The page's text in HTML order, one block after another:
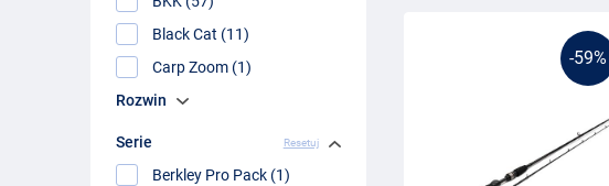
Black Cat (11)
Carp Zoom (1)
Rozwin
Serie Resetuj
Berkley Pro Pack (1)
-59%